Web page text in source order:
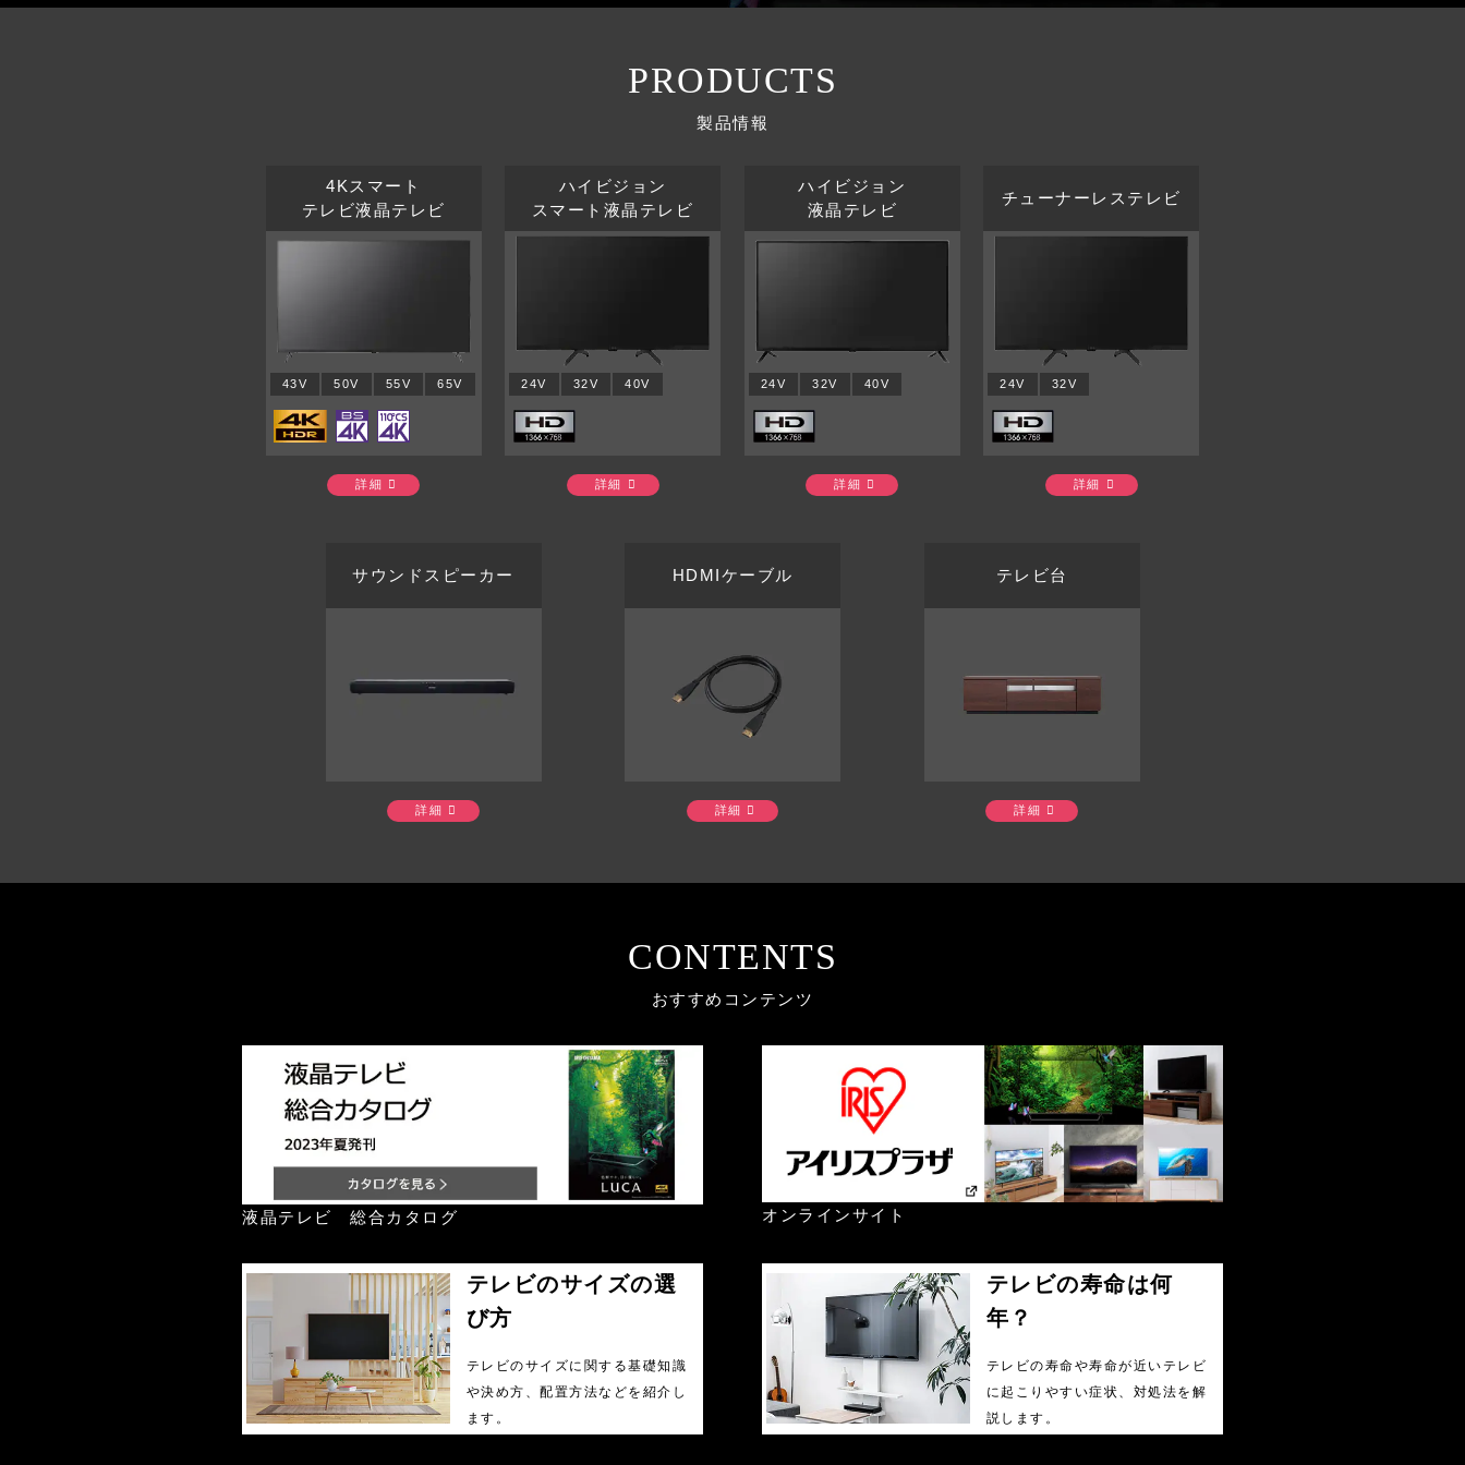
PRODUCTS
製品情報
4Kスマート
テレビ液晶テレビ
43V 50V 55V 65V
詳細
ハイビジョン
スマート液晶テレビ
24V 32V 40V
詳細
ハイビジョン
液晶テレビ
24V 32V 40V
詳細
チューナーレステレビ
24V 32V
詳細
サウンドスピーカー
詳細
HDMIケーブル
詳細
テレビ台
詳細
CONTENTS
おすすめコンテンツ
液晶テレビ 総合カタログ オンラインサイト
テレビのサイズの選
び方
テレビのサイズに関する基礎知識
や決め方、配置方法などを紹介し
ます。
テレビの寿命は何
年？
テレビの寿命や寿命が近いテレビ
に起こりやすい症状、対処法を解
説します。